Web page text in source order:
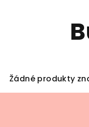
Žádné produkty